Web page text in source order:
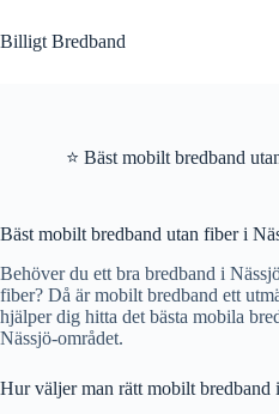
till
innehåll
Billigt Bredband
⭐ Bäst mobilt bredband
Bäst mobilt bredband utan fiber i
Behöver du ett bra bredband i
fiber? Då är mobilt bredband ett
hjälper dig hitta det bästa mobila
Nässjö-området.
Hur väljer man rätt mobilt bredband